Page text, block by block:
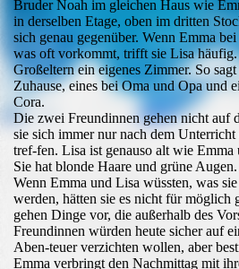
Bruder Noah im gleichen Haus wie
in derselben Etage, oben im dritten
sich genau gegenüber. Wenn Emma
was oft vorkommt, trifft sie Lisa
Großeltern ein eigenes Zimmer. So
Zuhause, eines bei Oma und Opa und
Cora.
Die zwei Freundinnen gehen nicht auf
sie sich immer nur nach dem Unterricht
tref-fen. Lisa ist genauso alt wie Emma
Sie hat blonde Haare und grüne Augen.
Wenn Emma und Lisa wüssten, was
werden, hätten sie es nicht für möglich
gehen Dinge vor, die außerhalb des
Freundinnen würden heute sicher auf
Aben-teuer verzichten wollen, aber
Emma verbringt den Nachmittag mit